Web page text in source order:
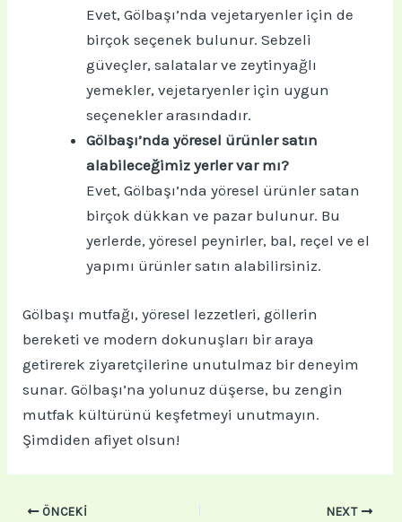
Evet, Gölbaşı’nda vejetaryenler için de
birçok seçenek bulunur. Sebzeli
güveçler, salatalar ve zeytinyağlı
yemekler, vejetaryenler için uygun
seçenekler arasındadır.
Gölbaşı’nda yöresel ürünler satın
alabileceğimiz yerler var mı?
Evet, Gölbaşı’nda yöresel ürünler satan
birçok dükkan ve pazar bulunur. Bu
yerlerde, yöresel peynirler, bal, reçel ve el
yapımı ürünler satın alabilirsiniz.
Gölbaşı mutfağı, yöresel lezzetleri, göllerin
bereketi ve modern dokunuşları bir araya
getirerek ziyaretçilerine unutulmaz bir deneyim
sunar. Gölbaşı’na yolunuz düşerse, bu zengin
mutfak kültürünü keşfetmeyi unutmayın.
Şimdiden afiyet olsun!
ÖNCEKI NEXT